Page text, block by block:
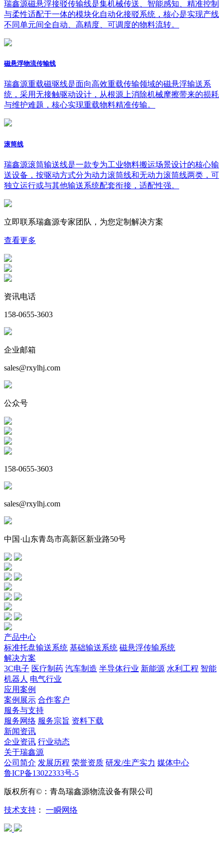
瑞鑫源磁悬浮接驳传输线是集机械传送、智能感知、精准控制
与柔性适配于一体的模块化自动化接驳系统，核心是实现产线
不同单元间全自动、高精度、可调度的物料流转。
磁悬浮物流传输线
瑞鑫源重载磁驱线是面向高效重载传输领域的磁悬浮输送系
统，采用无接触驱动设计，从根源上消除机械摩擦带来的损耗
与维护难题，核心实现重载物料精准传输。
滚筒线
瑞鑫源滚筒输送线是一款专为工业物料搬运场景设计的核心输
送设备，按驱动方式分为动力滚筒线和无动力滚筒线两类，可
独立运行或与其他输送系统配套衔接，适配性强。
立即联系瑞鑫源专家团队，为您定制 解决方案
查看更多
资讯电话
158-0655-3603
企业邮箱
sales@rxylhj.com
公众号
158-0655-3603
sales@rxylhj.com
中国·山东青岛市高新区新业路50号
产品中心
标准托盘输送系统 基础输送系统 磁悬浮传输系统
解决方案
3C电子 医疗制药 汽车制造 半导体行业 新能源 水利工程 智能
机器人 电气行业
应用案例
案例展示 合作客户
服务与支持
服务网络 服务宗旨 资料下载
新闻资讯
企业资讯 行业动态
关于瑞鑫源
公司简介 发展历程 荣誉资质 研发/生产实力 媒体中心
鲁ICP备13022333号-5
版权所有©：青岛瑞鑫源物流设备有限公司
技术支持 ： 一瞬网络